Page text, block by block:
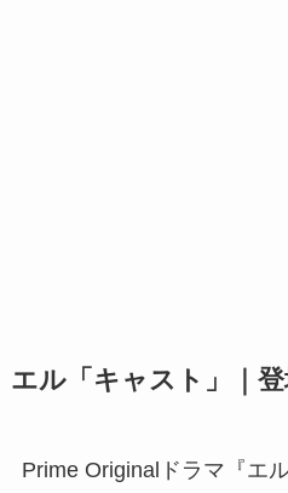
エル「キャスト」｜
Prime Originalドラマ『エ